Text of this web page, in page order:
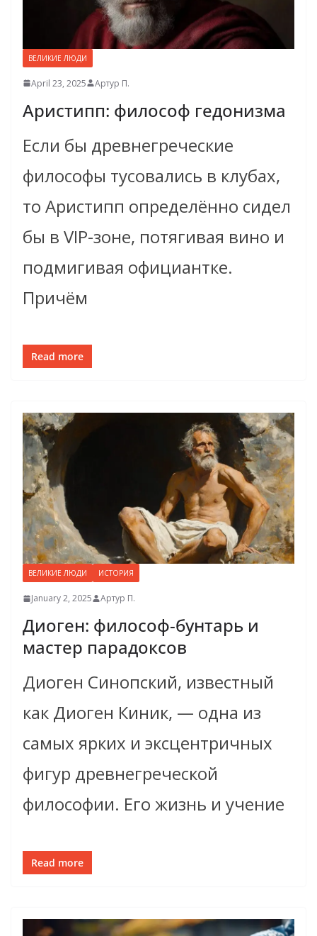
ВЕЛИКИЕ ЛЮДИ
April 23, 2025 Артур П.
Аристипп: философ гедонизма
Если бы древнегреческие
философы тусовались в клубах,
то Аристипп определённо сидел
бы в VIP-зоне, потягивая вино и
подмигивая официантке.
Причём
Read more
ВЕЛИКИЕ ЛЮДИ ИСТОРИЯ
January 2, 2025 Артур П.
Диоген: философ-бунтарь и
мастер парадоксов
Диоген Синопский, известный
как Диоген Киник, — одна из
самых ярких и эксцентричных
фигур древнегреческой
философии. Его жизнь и учение
Read more